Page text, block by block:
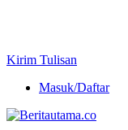
Kirim Tulisan
Masuk/Daftar